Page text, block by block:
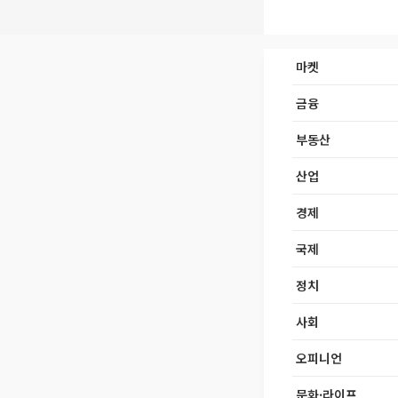
마켓
금융
부동산
산업
경제
국제
정치
사회
오피니언
문화·라이프